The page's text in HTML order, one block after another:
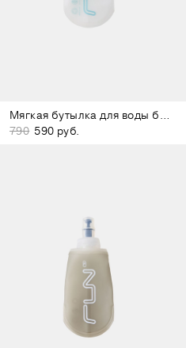
Мягкая бутылка для воды белая
790 590 руб.